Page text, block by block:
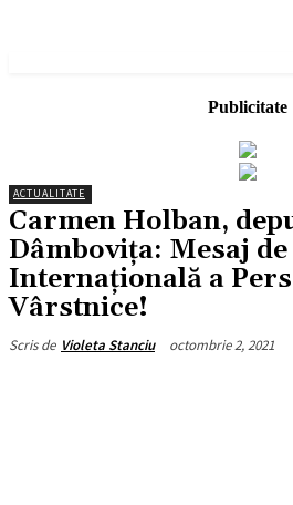
Publicitate
ACTUALITATE
Carmen Holban,
Dâmbovița: Mesaj
Internațională a
Vârstnice!
Scris de Violeta Stanciu octombrie 2, 2021